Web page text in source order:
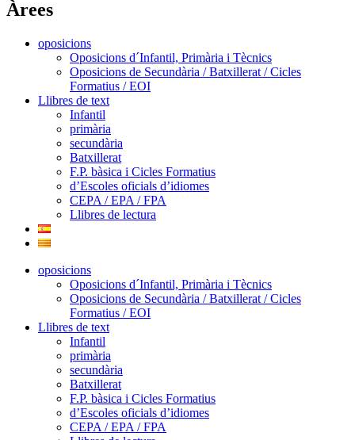
Àrees
oposicions
Oposicions d´Infantil, Primària i Tècnics
Oposicions de Secundària / Batxillerat / Cicles
Formatius / EOI
Llibres de text
Infantil
primària
secundària
Batxillerat
F.P. bàsica i Cicles Formatius
d’Escoles oficials d’idiomes
CEPA / EPA / FPA
Llibres de lectura
oposicions
Oposicions d´Infantil, Primària i Tècnics
Oposicions de Secundària / Batxillerat / Cicles
Formatius / EOI
Llibres de text
Infantil
primària
secundària
Batxillerat
F.P. bàsica i Cicles Formatius
d’Escoles oficials d’idiomes
CEPA / EPA / FPA